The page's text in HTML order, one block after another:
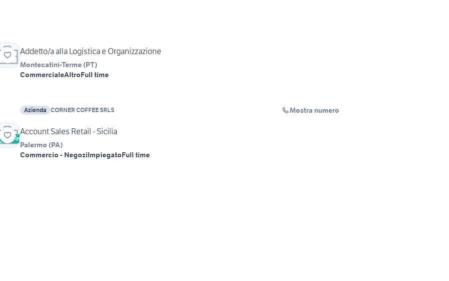
Addetto/a alla Logistica e Organizzazione
Montecatini-Terme (PT)
CommercialeAltroFull time
Azienda CORNER COFFEE SRLS Mostra numero
Vetrina
Account Sales Retail - Sicilia
Palermo (PA)
Commercio - NegoziImpiegatoFull time